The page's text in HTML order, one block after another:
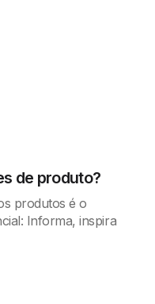
de produto?
produtos é o
Informa, inspira